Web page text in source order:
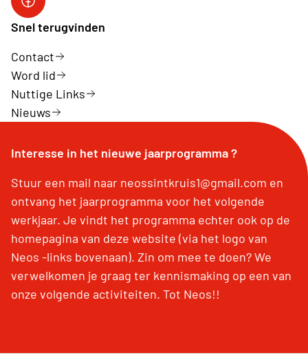
Facebook Neos Sint-Kruis
Snel terugvinden
Contact
Word lid
Nuttige Links
Nieuws
Interesse in het nieuwe jaarprogramma ?
Stuur een mail naar neossintkruis1@gmail.com en
ontvang het jaarprogramma voor het volgende
werkjaar. Je vindt het programma echter ook op de
homepagina van deze website (via het logo van
Neos -links bovenaan). Zin om mee te doen? We
verwelkomen je graag ter kennismaking op een van
onze volgende activiteiten. Tot Neos!!